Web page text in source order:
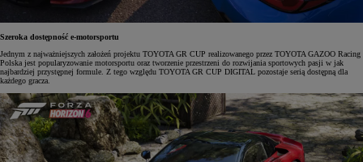
Szeroka dostępność e-motorsportu
Jednym z najważniejszych założeń projektu TOYOTA GR CUP realizowanego przez TOYOTA GAZOO Racing
Polska jest popularyzowanie motorsportu oraz tworzenie przestrzeni do rozwijania sportowych pasji w jak
najbardziej przystępnej formule. Z tego względu TOYOTA GR CUP DIGITAL pozostaje serią dostępną dla
każdego gracza.